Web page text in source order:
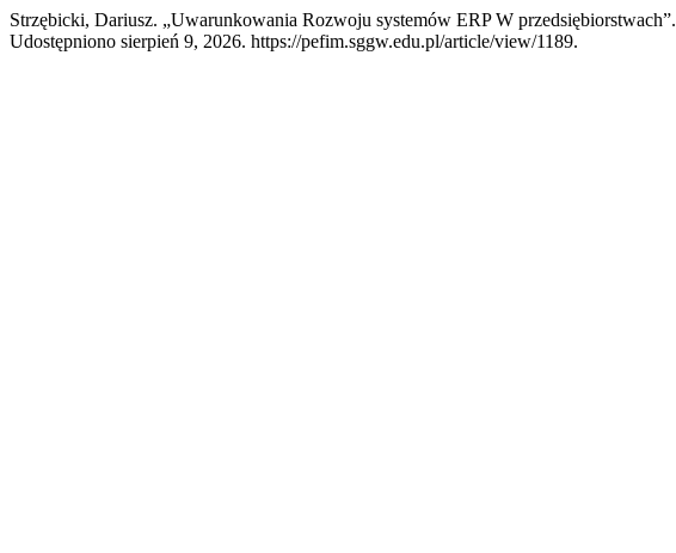
Strzębicki, Dariusz. „Uwarunkowania Rozwoju systemów ERP W przedsiębiorstwach”.
Udostępniono sierpień 9, 2026. https://pefim.sggw.edu.pl/article/view/1189.